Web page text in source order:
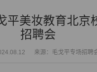
平美妆教育北京
招聘会
来源：毛戈平专场招聘